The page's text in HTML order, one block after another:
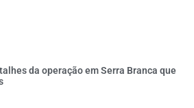
da operação em Serra Branca que